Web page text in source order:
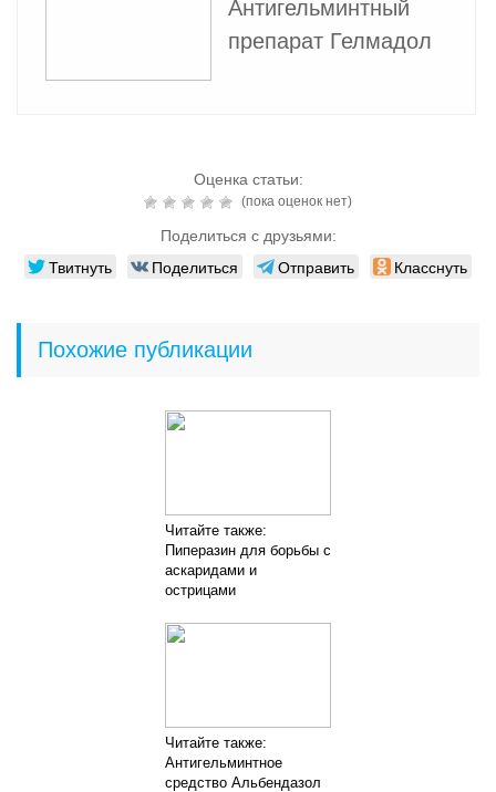
Антигельминтный
препарат Гелмадол
Оценка статьи:
(пока оценок нет)
Поделиться с друзьями:
Твитнуть Поделиться Отправить Класснуть
Похожие публикации
Читайте также:
Пиперазин для борьбы с
аскаридами и
острицами
Читайте также:
Антигельминтное
средство Альбендазол